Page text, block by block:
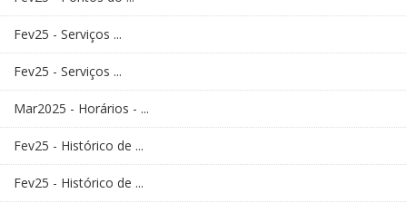
Fev25 - Serviços ...
Fev25 - Serviços ...
Mar2025 - Horários - ...
Fev25 - Histórico de ...
Fev25 - Histórico de ...